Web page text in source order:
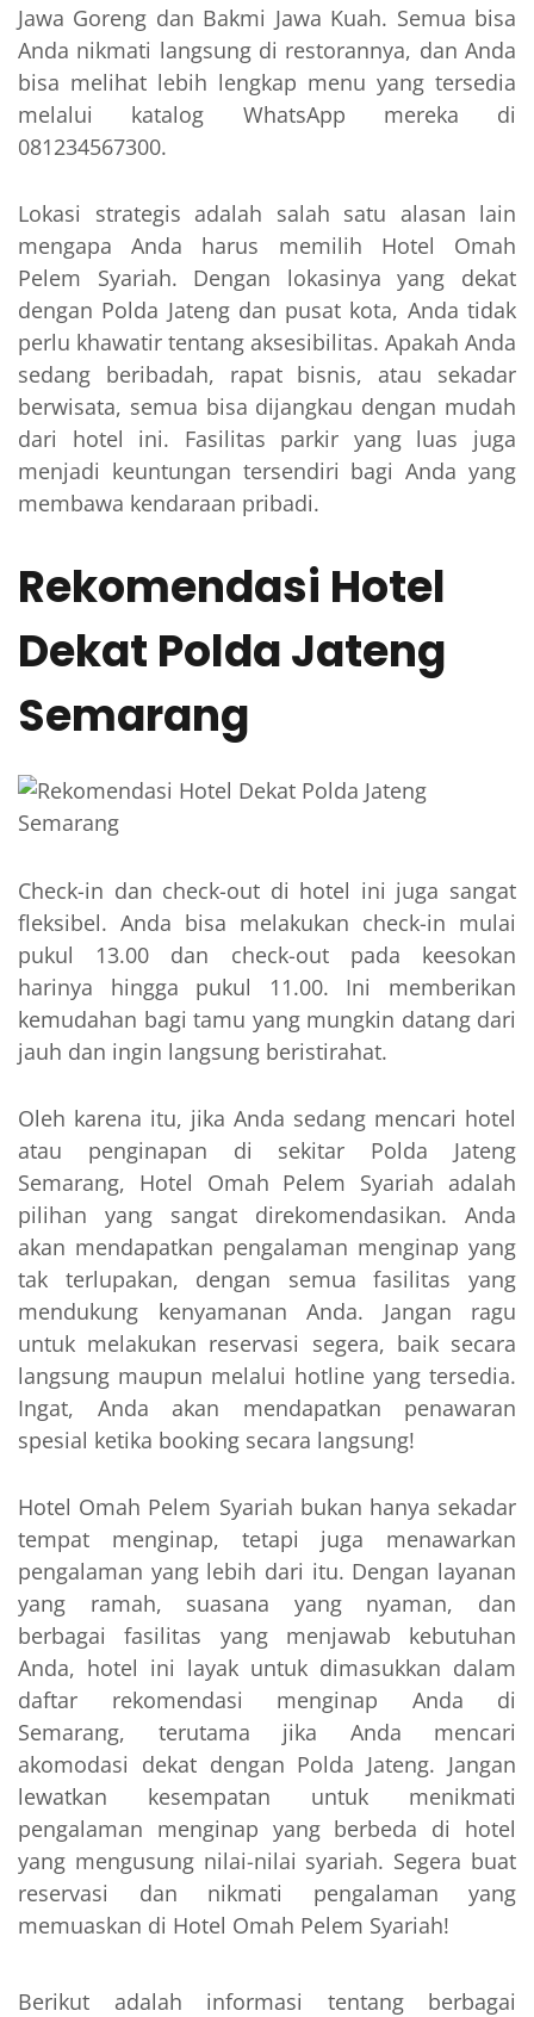
Jawa Goreng dan Bakmi Jawa Kuah. Semua bisa
Anda nikmati langsung di restorannya, dan Anda
bisa melihat lebih lengkap menu yang tersedia
melalui katalog WhatsApp mereka di
081234567300.
Lokasi strategis adalah salah satu alasan lain
mengapa Anda harus memilih Hotel Omah
Pelem Syariah. Dengan lokasinya yang dekat
dengan Polda Jateng dan pusat kota, Anda tidak
perlu khawatir tentang aksesibilitas. Apakah Anda
sedang beribadah, rapat bisnis, atau sekadar
berwisata, semua bisa dijangkau dengan mudah
dari hotel ini. Fasilitas parkir yang luas juga
menjadi keuntungan tersendiri bagi Anda yang
membawa kendaraan pribadi.
Rekomendasi Hotel
Dekat Polda Jateng
Semarang
Check-in dan check-out di hotel ini juga sangat
fleksibel. Anda bisa melakukan check-in mulai
pukul 13.00 dan check-out pada keesokan
harinya hingga pukul 11.00. Ini memberikan
kemudahan bagi tamu yang mungkin datang dari
jauh dan ingin langsung beristirahat.
Oleh karena itu, jika Anda sedang mencari hotel
atau penginapan di sekitar Polda Jateng
Semarang, Hotel Omah Pelem Syariah adalah
pilihan yang sangat direkomendasikan. Anda
akan mendapatkan pengalaman menginap yang
tak terlupakan, dengan semua fasilitas yang
mendukung kenyamanan Anda. Jangan ragu
untuk melakukan reservasi segera, baik secara
langsung maupun melalui hotline yang tersedia.
Ingat, Anda akan mendapatkan penawaran
spesial ketika booking secara langsung!
Hotel Omah Pelem Syariah bukan hanya sekadar
tempat menginap, tetapi juga menawarkan
pengalaman yang lebih dari itu. Dengan layanan
yang ramah, suasana yang nyaman, dan
berbagai fasilitas yang menjawab kebutuhan
Anda, hotel ini layak untuk dimasukkan dalam
daftar rekomendasi menginap Anda di
Semarang, terutama jika Anda mencari
akomodasi dekat dengan Polda Jateng. Jangan
lewatkan kesempatan untuk menikmati
pengalaman menginap yang berbeda di hotel
yang mengusung nilai-nilai syariah. Segera buat
reservasi dan nikmati pengalaman yang
memuaskan di Hotel Omah Pelem Syariah!
Berikut adalah informasi tentang berbagai